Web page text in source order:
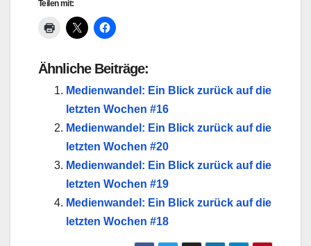
Teilen mit:
Ähnliche Beiträge:
Medienwandel: Ein Blick zurück auf die
letzten Wochen #16
Medienwandel: Ein Blick zurück auf die
letzten Wochen #20
Medienwandel: Ein Blick zurück auf die
letzten Wochen #19
Medienwandel: Ein Blick zurück auf die
letzten Wochen #18